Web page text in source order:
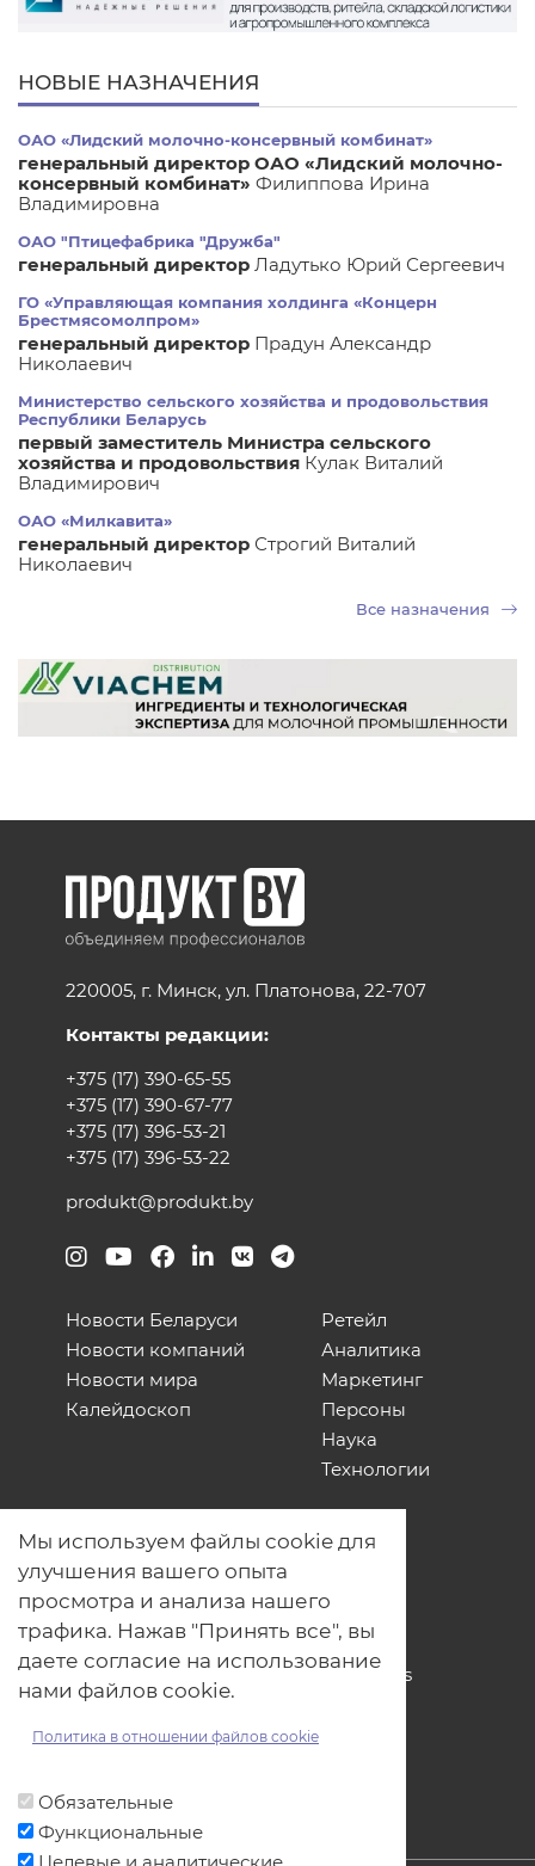
НОВЫЕ НАЗНАЧЕНИЯ
ОАО «Лидский молочно-консервный комбинат»
генеральный директор ОАО «Лидский молочно-
консервный комбинат» Филиппова Ирина
Владимировна
ОАО "Птицефабрика "Дружба"
генеральный директор Ладутько Юрий Сергеевич
ГО «Управляющая компания холдинга «Концерн
Брестмясомолпром»
генеральный директор Прадун Александр
Николаевич
Министерство сельского хозяйства и продовольствия
Республики Беларусь
первый заместитель Министра сельского
хозяйства и продовольствия Кулак Виталий
Владимирович
ОАО «Милкавита»
генеральный директор Строгий Виталий
Николаевич
Все назначения
220005, г. Минск, ул. Платонова, 22-707
Контакты редакции:
+375 (17) 390-65-55
+375 (17) 390-67-77
+375 (17) 396-53-21
+375 (17) 396-53-22
produkt@produkt.by
Новости Беларуси
Новости компаний
Новости мира
Калейдоскоп
Ретейл
Аналитика
Маркетинг
Персоны
Наука
Технологии
О нас
Наши проекты
Связь с нами
Общая политика обработки
персональных данных
Политика обработки файлов Cookies
Политика обработки персональных
данных для мероприятий
Мы используем файлы cookie для
улучшения вашего опыта
просмотра и анализа нашего
трафика. Нажав "Принять все", вы
даете согласие на использование
нами файлов cookie.
Политика в отношении файлов cookie
Обязательные
Функциональные